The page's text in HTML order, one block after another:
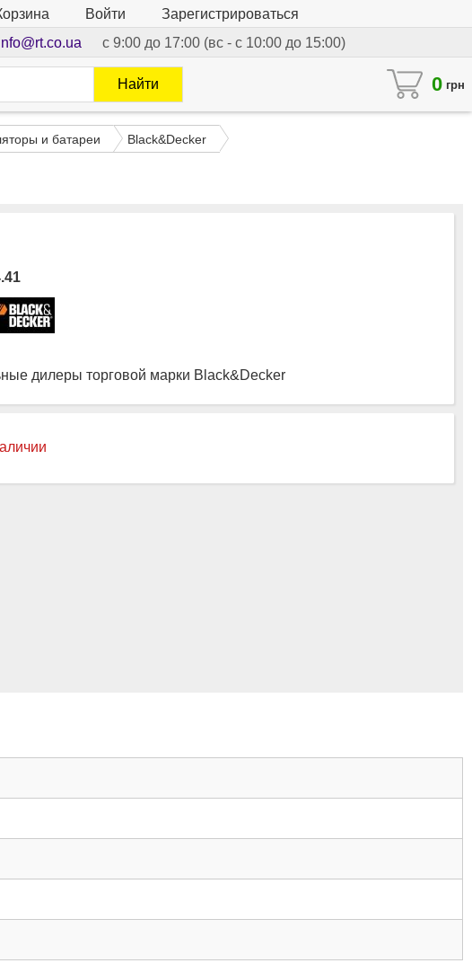
Войти
Зарегистрироваться
с 9:00 до 17:00 (вс - с 10:00 до 15:00)
0 грн
Найти
и батареи Black&Decker
дилеры торговой марки Black&Decker